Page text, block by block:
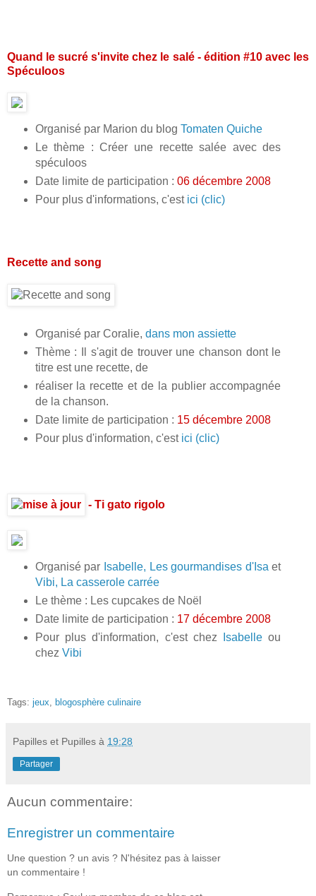
Quand le sucré s'invite chez le salé - édition #10 avec les
Spéculoos
Organisé par Marion du blog Tomaten Quiche
Le thème : Créer une recette salée avec des
spéculoos
Date limite de participation : 06 décembre 2008
Pour plus d'informations, c'est ici (clic)
Recette and song
Organisé par Coralie, dans mon assiette
Thème : Il s'agit de trouver une chanson dont le
titre est une recette, de
réaliser la recette et de la publier accompagnée
de la chanson.
Date limite de participation : 15 décembre 2008
Pour plus d'information, c'est ici (clic)
- Ti gato rigolo
Organisé par Isabelle, Les gourmandises d'Isa et
Vibi, La casserole carrée
Le thème : Les cupcakes de Noël
Date limite de participation : 17 décembre 2008
Pour plus d'information, c'est chez
Isabelle ou
chez Vibi
Tags: jeux, blogosphère culinaire
Papilles et Pupilles à 19:28
Partager
Aucun commentaire:
Enregistrer un commentaire
Une question ? un avis ? N'hésitez pas à laisser
un commentaire !